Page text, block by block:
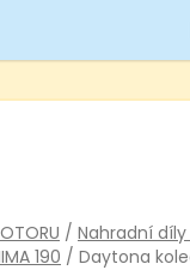
/ Nahradní
190 / Daytona